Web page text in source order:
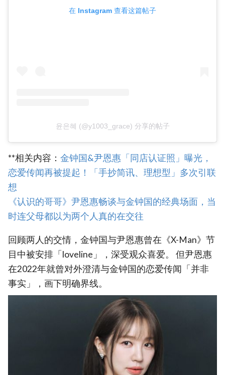
在 Instagram 查看这篇帖子
윤은혜 (@y1003_grace) 分享的帖子
**相关内容： 金钟国&尹恩惠「同店认证照」曝光，
恋爱传闻再被提起！「手抄简讯、理想型」多次引联
想
《认识的哥哥》尹恩惠畅谈与金钟国的经典场面，当
时连父母都以为两个人真的在交往
回顾两人的交情，金钟国与尹恩惠曾在《X-Man》节
目中被安排「loveline」，深受观众喜爱。 但尹恩惠
在2022年就曾对外澄清与金钟国的恋爱传闻「并非
事实」，画下明确界线。